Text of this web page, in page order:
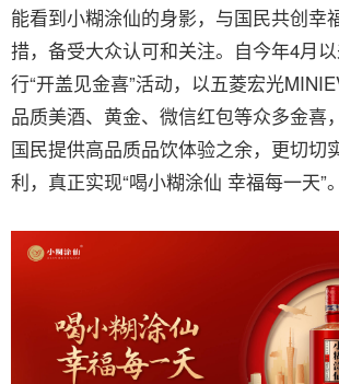
能看到小糊涂仙的身影，与国民共创幸
措，备受大众认可和关注。自今年4月
行“开盖见金喜”活动，以五菱宏光
品质美酒、黄金、微信红包等众多金喜
国民提供高品质品饮体验之余，更切切
利，真正实现“喝小糊涂仙 幸福每一天”。